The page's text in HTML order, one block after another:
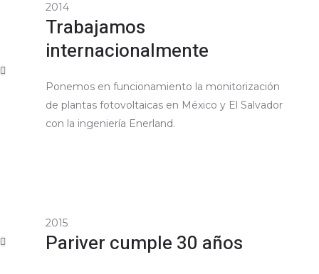
2014
Trabajamos
internacionalmente
Ponemos en funcionamiento la monitorización
de plantas fotovoltaicas en México y El Salvador
con la ingeniería Enerland.
2015
Pariver cumple 30 años